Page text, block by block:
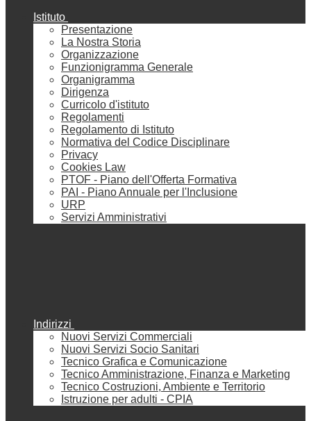
Istituto
Presentazione
La Nostra Storia
Organizzazione
Funzionigramma Generale
Organigramma
Dirigenza
Curricolo d'istituto
Regolamenti
Regolamento di Istituto
Normativa del Codice Disciplinare
Privacy
Cookies Law
PTOF - Piano dell'Offerta Formativa
PAI - Piano Annuale per l'Inclusione
URP
Servizi Amministrativi
Indirizzi
Nuovi Servizi Commerciali
Nuovi Servizi Socio Sanitari
Tecnico Grafica e Comunicazione
Tecnico Amministrazione, Finanza e Marketing
Tecnico Costruzioni, Ambiente e Territorio
Istruzione per adulti - CPIA